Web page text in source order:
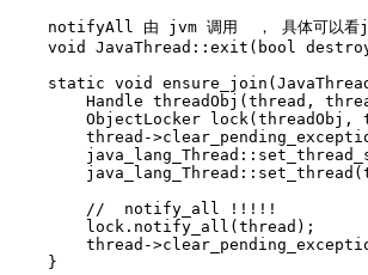
notifyAll 由 jvm 调用  ， 具体可以看
void JavaThread::exit(bool
static void
Handle threadObj(thread,
ObjectLocker lock(threadObj,
thread-
        //  notify_all !!!!!
        lock.notify_all(thread);
thread-